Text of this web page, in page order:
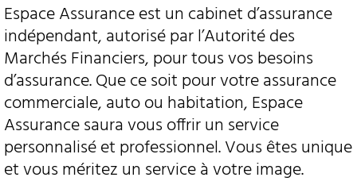
Espace Assurance est un cabinet d’assurance
indépendant, autorisé par l’Autorité des
Marchés Financiers, pour tous vos besoins
d’assurance. Que ce soit pour votre assurance
commerciale, auto ou habitation, Espace
Assurance saura vous offrir un service
personnalisé et professionnel. Vous êtes unique
et vous méritez un service à votre image.